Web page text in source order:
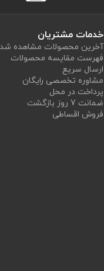
خدمات مشتریان
آخرین محصولات مشاهده
فهرست مقایسه محصولات
ارسال سریع
مشاوره تخصصی رایگان
پرداخت در محل
ضمانت 7 روز بازگشت
فروش اقساطی